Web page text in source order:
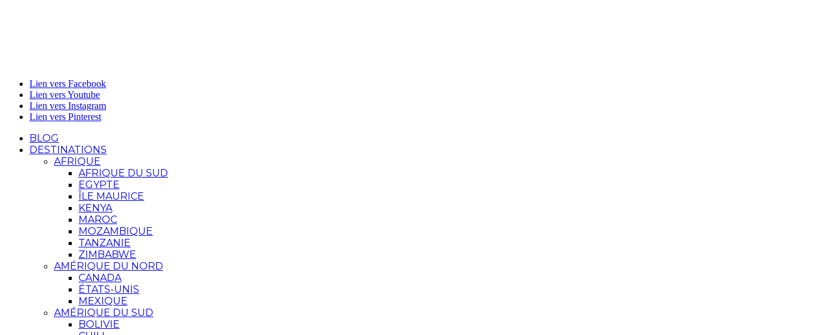
Lien vers Facebook
Lien vers Youtube
Lien vers Instagram
Lien vers Pinterest
BLOG
DESTINATIONS
AFRIQUE
AFRIQUE DU SUD
EGYPTE
ÎLE MAURICE
KENYA
MAROC
MOZAMBIQUE
TANZANIE
ZIMBABWE
AMÉRIQUE DU NORD
CANADA
ÉTATS-UNIS
MEXIQUE
AMÉRIQUE DU SUD
BOLIVIE